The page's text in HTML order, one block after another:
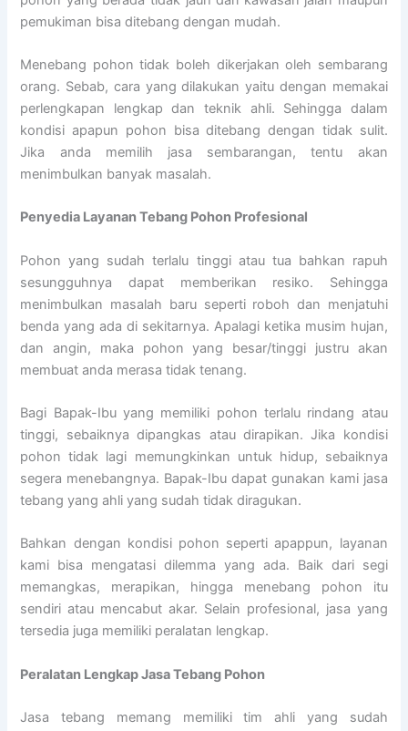
pemukiman bisa ditebang dengan mudah.
Menebang pohon tidak boleh dikerjakan oleh sembarang
orang. Sebab, cara yang dilakukan yaitu dengan memakai
perlengkapan lengkap dan teknik ahli. Sehingga dalam
kondisi apapun pohon bisa ditebang dengan tidak sulit.
Jika anda memilih jasa sembarangan, tentu akan
menimbulkan banyak masalah.
Penyedia Layanan Tebang Pohon Profesional
Pohon yang sudah terlalu tinggi atau tua bahkan rapuh
sesungguhnya dapat memberikan resiko. Sehingga
menimbulkan masalah baru seperti roboh dan menjatuhi
benda yang ada di sekitarnya. Apalagi ketika musim hujan,
dan angin, maka pohon yang besar/tinggi justru akan
membuat anda merasa tidak tenang.
Bagi Bapak-Ibu yang memiliki pohon terlalu rindang atau
tinggi, sebaiknya dipangkas atau dirapikan. Jika kondisi
pohon tidak lagi memungkinkan untuk hidup, sebaiknya
segera menebangnya. Bapak-Ibu dapat gunakan kami jasa
tebang yang ahli yang sudah tidak diragukan.
Bahkan dengan kondisi pohon seperti apappun, layanan
kami bisa mengatasi dilemma yang ada. Baik dari segi
memangkas, merapikan, hingga menebang pohon itu
sendiri atau mencabut akar. Selain profesional, jasa yang
tersedia juga memiliki peralatan lengkap.
Peralatan Lengkap Jasa Tebang Pohon
Jasa tebang memang memiliki tim ahli yang sudah